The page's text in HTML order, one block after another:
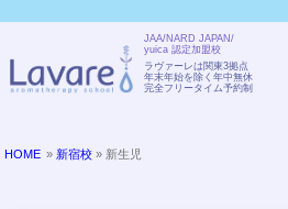
JAA/NARD JAPAN/
yuica 認定加盟校
ラヴァーレは関東3拠点
年末年始を除く年中無休
完全フリータイム予約制
HOME » 新宿校 » 新生児